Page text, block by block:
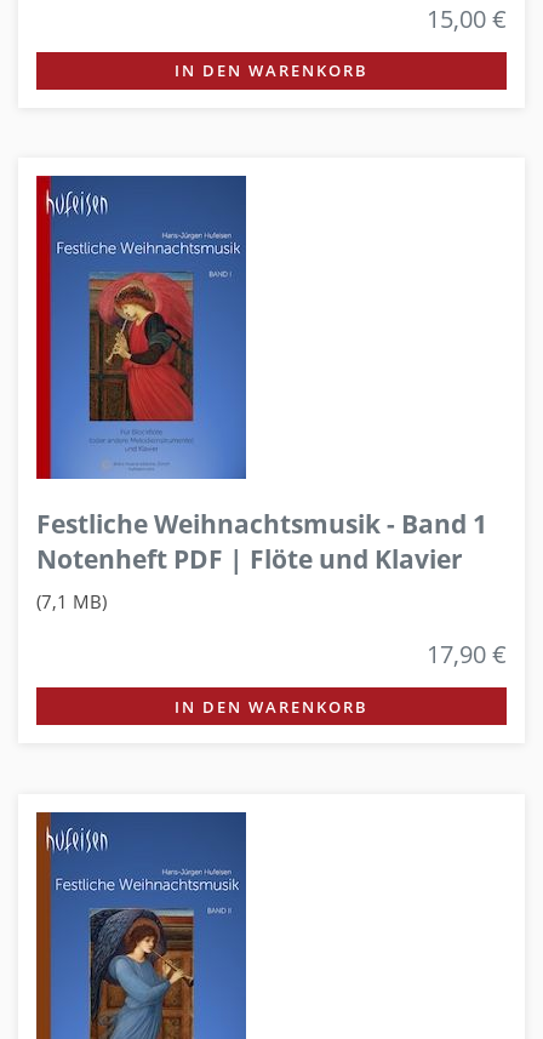
15,00 €
IN DEN WARENKORB
Festliche Weihnachtsmusik - Band 1
Notenheft PDF | Flöte und Klavier
(7,1 MB)
17,90 €
IN DEN WARENKORB